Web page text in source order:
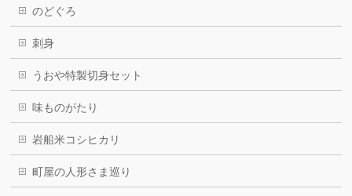
のどぐろ
刺身
うおや特製切身セット
味ものがたり
岩船米コシヒカリ
町屋の人形さま巡り